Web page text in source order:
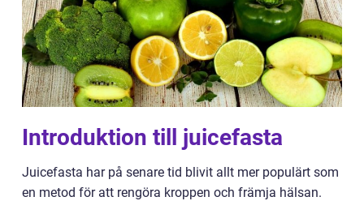
Introduktion till juicefasta
Juicefasta har på senare tid blivit allt mer populärt som
en metod för att rengöra kroppen och främja hälsan.